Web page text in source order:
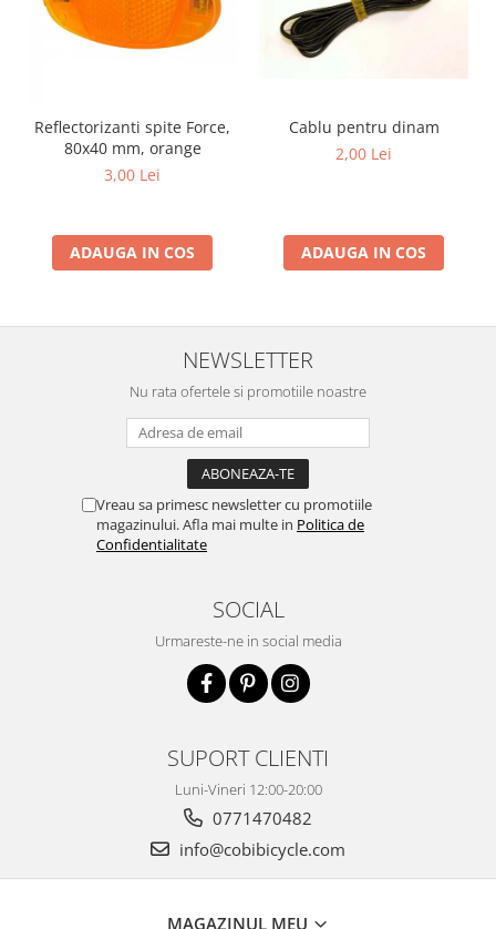
Reflectorizanti spite Force,
80x40 mm, orange
3,00 Lei
ADAUGA IN COS
Cablu pentru dinam
2,00 Lei
ADAUGA IN COS
NEWSLETTER
Nu rata ofertele si promotiile noastre
Vreau sa primesc newsletter cu promotiile
magazinului. Afla mai multe in Politica de
Confidentialitate
SOCIAL
Urmareste-ne in social media
SUPORT CLIENTI
Luni-Vineri 12:00-20:00
0771470482
info@cobibicycle.com
MAGAZINUL MEU